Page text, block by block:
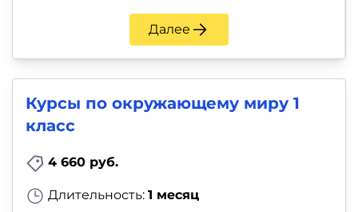
Далее
Курсы по окружающему миру 1
класс
4 660 руб.
Длительность: 1 месяц